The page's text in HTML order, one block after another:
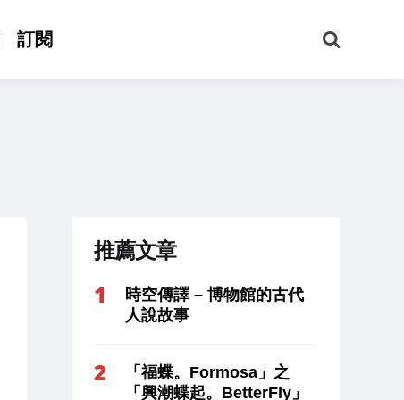
訂閱
尋
推薦文章
時空傳譯 – 博物館的古代
人說故事
「福蝶。Formosa」之
「興潮蝶起。BetterFly」